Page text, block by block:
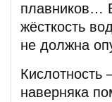
плавников…
жёсткость
не должна
наверняка